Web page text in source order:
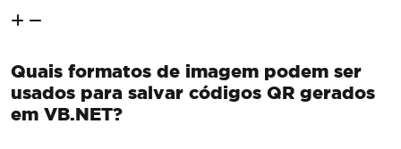
Quais formatos de imagem podem ser
usados para salvar códigos QR gerados
em VB.NET?